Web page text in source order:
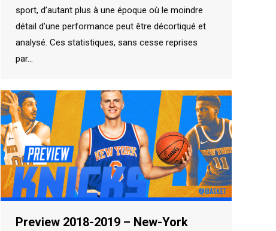
sport, d’autant plus à une époque où le moindre
détail d’une performance peut être décortiqué et
analysé. Ces statistiques, sans cesse reprises
par…
Preview 2018-2019 – New-York